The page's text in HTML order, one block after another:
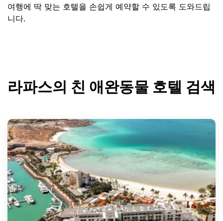
여행에 딱 맞는 호텔을 손쉽게 예약할 수 있도록 도와드립
니다.
라파스의 친 애완동물 호텔 검색